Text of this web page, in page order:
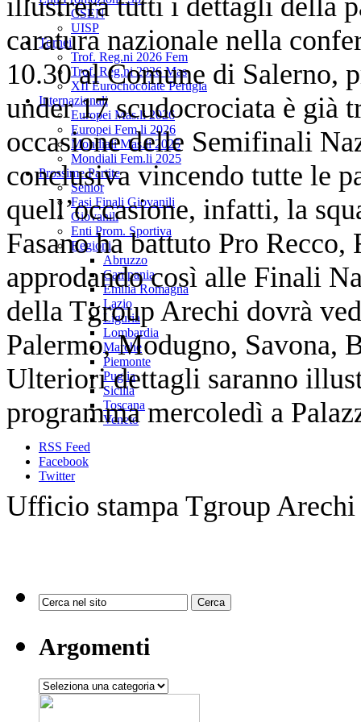
CSEN
UISP
Tornei
Trof. Reg.ni 2026 Fem
Trof. Reg.ni 2026 Mas
XII Eurochocolate Perugia
Internazionali
Europei Mas.li 2026
Europei Fem.li 2026
Mondiali Mas.li 2025
Mondiali Fem.li 2025
Prossime Partite
Senior
Fasi Finali Giovanili
Giovanili
Enti Prom. Sportiva
Regioni
Abruzzo
Campania
Emilia Romagna
Lazio
Liguria
Lombardia
Marche
Piemonte
Puglia
Sicilia
Toscana
Veneto
RSS Feed
Facebook
Twitter
caratura nazionale nella
10.30 al Comune di Salerno,
under 17 scudocrociata è già
occasione delle Semifinali
conclusiva vincendo tutte le
quell’occasione, infatti, la
Fasano ha battuto Pro
approdando così alle Finali
della Tgroup Arechi dovrà
Palermo, Modugno, Savona,
Ulteriori dettagli saranno
programma mercoledì a
Ufficio stampa Tgroup Arechi
Argomenti
Argomenti